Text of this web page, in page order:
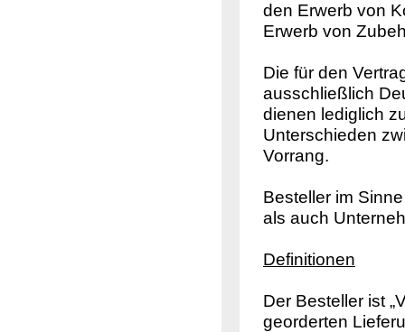
den Erwerb von
Erwerb von
Die für den
ausschließlich
dienen lediglich
Unterschieden
Vorrang.
Besteller im
als auch
Definitionen
Der Besteller ist
georderten